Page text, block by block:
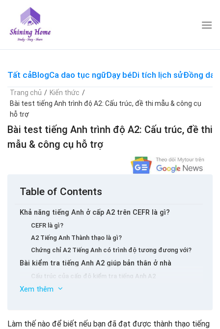
content
Tất cảBlogCa dao tục ngữDạy béDi tích lịch sửĐồng dao
Trang chủ / Kiến thức /
Bài test tiếng Anh trình độ A2: Cấu trúc, đề thi mẫu & công cụ
hỗ trợ
Bài test tiếng Anh trình độ A2: Cấu trúc, đề thi
mẫu & công cụ hỗ trợ
Table of Contents
Khả năng tiếng Anh ở cấp A2 trên CEFR là gì?
CEFR là gì?
A2 Tiếng Anh Thành thạo là gì?
Chứng chỉ A2 Tiếng Anh có trình độ tương đương với?
Bài kiểm tra tiếng Anh A2 giúp bản thân ở nhà
Cấu trúc của cấp độ kiểm tra tiếng Anh A2
Kiểm tra A2 miễn phí cho A2 (có câu trả lời)
2. Kiểm tra vị trí trực tuyến Oxford
Xem thêm
Làm thế nào để biết nếu bạn đã đạt được thành thạo tiếng